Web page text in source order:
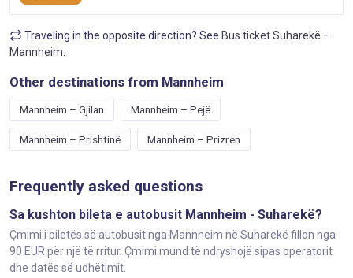
Traveling in the opposite direction? See Bus ticket Suharekë –
Mannheim
Other destinations from Mannheim
Mannheim – Gjilan Mannheim – Pejë
Mannheim – Prishtinë Mannheim – Prizren
Frequently asked questions
Sa kushton bileta e autobusit Mannheim - Suharekë?
Çmimi i biletës së autobusit nga Mannheim në Suharekë fillon nga
90 EUR për një të rritur. Çmimi mund të ndryshojë sipas operatorit
dhe datës së udhëtimit.